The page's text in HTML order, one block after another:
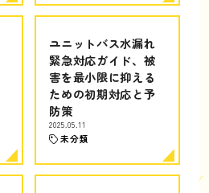
ユニットバス水漏れ
緊急対応ガイド、被
害を最小限に抑える
ための初期対応と予
防策
2025.05.11
未分類